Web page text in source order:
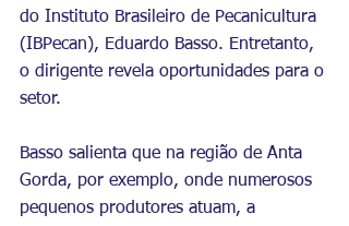
do Instituto Brasileiro de Pecanicultura
(IBPecan), Eduardo Basso. Entretanto,
o dirigente revela oportunidades para o
setor.
Basso salienta que na região de Anta
Gorda, por exemplo, onde numerosos
pequenos produtores atuam, a